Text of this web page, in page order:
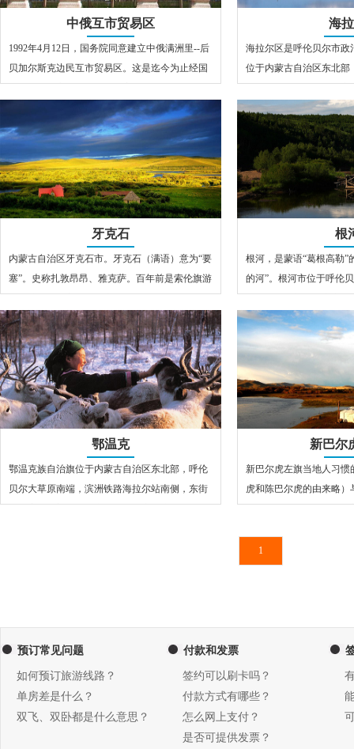
中俄互市贸易区
1992年4月12日，国务院同意建立中俄满洲里--后
贝加尔斯克边民互市贸易区。这是迄今为止经国
海
海拉尔区是呼伦贝尔市政
位于内蒙古自治区东北部
牙克石
内蒙古自治区牙克石市。牙克石（满语）意为“要
塞”。史称扎敦昂昂、雅克萨。百年前是索伦旗游
根
根河，是蒙语“葛根高勒”
的河”。根河市位于呼伦
鄂温克
鄂温克族自治旗位于内蒙古自治区东北部，呼伦
贝尔大草原南端，滨洲铁路海拉尔站南侧，东街
新巴尔
新巴尔虎左旗当地人习惯
虎和陈巴尔虎的由来略
1
预订常见问题
如何预订旅游线路？
单房差是什么？
双飞、双卧都是什么意思？
付款和发票
签约可以刷卡吗？
付款方式有哪些？
怎么网上支付？
是否可提供发票？